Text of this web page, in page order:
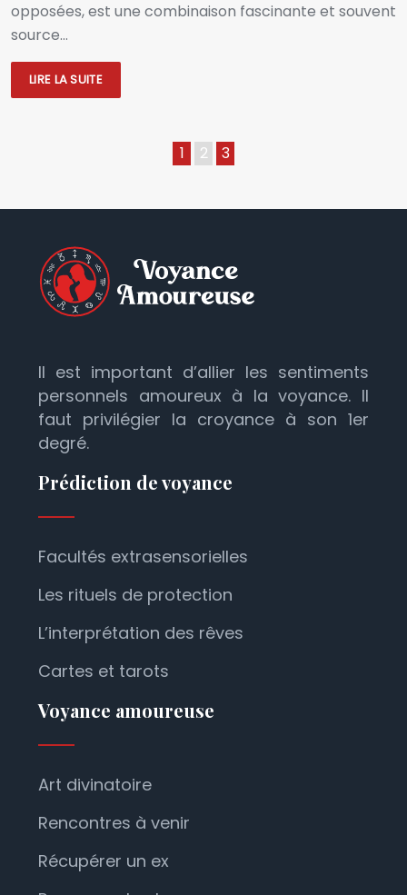
opposées, est une combinaison fascinante et souvent
source…
LIRE LA SUITE
1 2 3
Il est important d’allier les sentiments
personnels amoureux à la voyance. Il
faut privilégier la croyance à son 1er
degré.
Prédiction de voyance
Facultés extrasensorielles
Les rituels de protection
L’interprétation des rêves
Cartes et tarots
Voyance amoureuse
Art divinatoire
Rencontres à venir
Récupérer un ex